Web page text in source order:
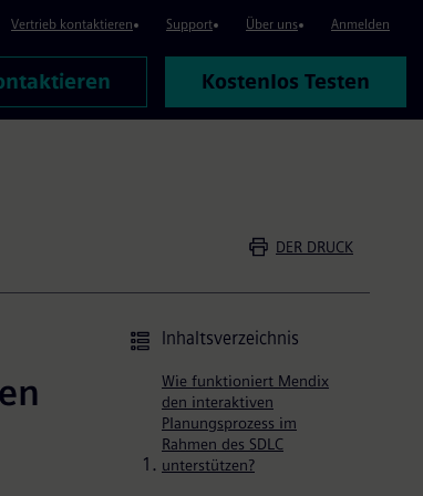
für
Vertrieb kontaktieren Support Über uns Anmelden
Kostenlos Testen
DER DRUCK
Inhaltsverzeichnis
Wie funktioniert Mendix
den interaktiven
Planungsprozess im
Rahmen des SDLC
unterstützen?